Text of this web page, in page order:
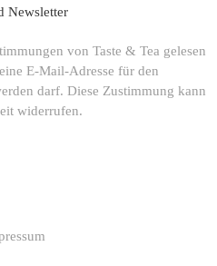
Newsletter
von Taste & Tea gelesen
E-Mail-Adresse für den
darf. Diese Zustimmung kann
widerrufen.